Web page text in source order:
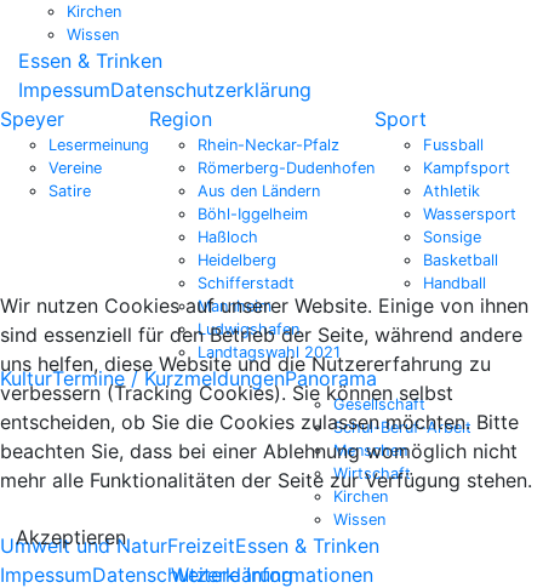
Kirchen
Wissen
Essen & Trinken
ImpessumDatenschutzerklärung
Speyer
Lesermeinung
Vereine
Satire
Region
Rhein-Neckar-Pfalz
Römerberg-Dudenhofen
Aus den Ländern
Böhl-Iggelheim
Haßloch
Heidelberg
Schifferstadt
Mannheim
Ludwigshafen
Landtagswahl 2021
Sport
Fussball
Kampfsport
Athletik
Wassersport
Sonsige
Basketball
Handball
KulturTermine / KurzmeldungenPanorama
Gesellschaft
Schul-Beruf-Arbeit
Menschen
Wirtschaft
Kirchen
Wissen
Umwelt und NaturFreizeitEssen & Trinken
ImpessumDatenschutzerklärung
Wir nutzen Cookies auf unserer Website. Einige von ihnen
sind essenziell für den Betrieb der Seite, während andere
uns helfen, diese Website und die Nutzererfahrung zu
verbessern (Tracking Cookies). Sie können selbst
entscheiden, ob Sie die Cookies zulassen möchten. Bitte
beachten Sie, dass bei einer Ablehnung womöglich nicht
mehr alle Funktionalitäten der Seite zur Verfügung stehen.
Akzeptieren
Weitere Informationen